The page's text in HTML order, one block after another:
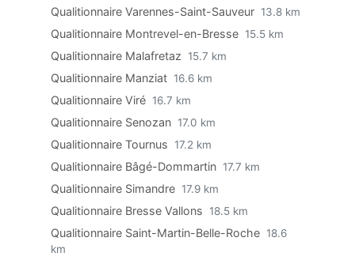
Qualitionnaire Varennes-Saint-Sauveur 13.8 km
Qualitionnaire Montrevel-en-Bresse 15.5 km
Qualitionnaire Malafretaz 15.7 km
Qualitionnaire Manziat 16.6 km
Qualitionnaire Viré 16.7 km
Qualitionnaire Senozan 17.0 km
Qualitionnaire Tournus 17.2 km
Qualitionnaire Bâgé-Dommartin 17.7 km
Qualitionnaire Simandre 17.9 km
Qualitionnaire Bresse Vallons 18.5 km
Qualitionnaire Saint-Martin-Belle-Roche 18.6
km